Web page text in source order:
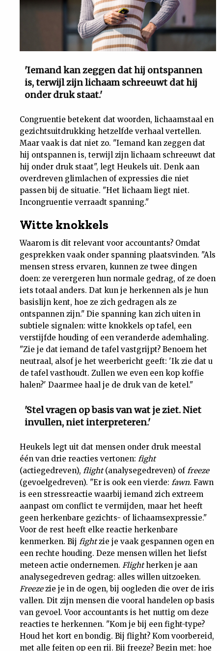
'Iemand kan zeggen dat hij ontspannen
is, terwijl zijn lichaam schreeuwt dat hij
onder druk staat.'
Congruentie betekent dat woorden, lichaamstaal en
gezichtsuitdrukking hetzelfde verhaal vertellen.
Maar vaak is dat niet zo. "Iemand kan zeggen dat
hij ontspannen is, terwijl zijn lichaam schreeuwt dat
hij onder druk staat", legt Heukels uit. Denk aan
overdreven glimlachen of expressies die niet
passen bij de situatie. "Het lichaam liegt niet.
Incongruentie verraadt spanning."
Witte knokkels
Waarom is dit relevant voor accountants? Omdat
gesprekken vaak onder spanning plaatsvinden. "Als
mensen stress ervaren, kunnen ze twee dingen
doen: ze verergeren hun normale gedrag, of ze doen
iets totaal anders. Dat kun je herkennen als je hun
basislijn kent, hoe ze zich gedragen als ze
ontspannen zijn." Die spanning kan zich uiten in
subtiele signalen: witte knokkels op tafel, een
verstijfde houding of een veranderde ademhaling.
"Zie je dat iemand de tafel vastgrijpt? Benoem het
neutraal, alsof je het weerbericht geeft: 'Ik zie dat u
de tafel vasthoudt. Zullen we even een kop koffie
halen?' Daarmee haal je de druk van de ketel."
'Stel vragen op basis van wat je ziet. Niet
invullen, niet interpreteren.'
Heukels legt uit dat mensen onder druk meestal
één van drie reacties vertonen: fight
(actiegedreven), flight(analysegedreven) of freeze
(gevoelgedreven). "Er is ook een vierde: fawn. Fawn
is een stressreactie waarbij iemand zich extreem
aanpast om conflict te vermijden, maar het heeft
geen herkenbare gezichts- of lichaamsexpressie."
Voor de rest heeft elke reactie herkenbare
kenmerken. Bij fightzie je vaak gespannen ogen en
een rechte houding. Deze mensen willen het liefst
meteen actie ondernemen. Flightherken je aan
analysegedreven gedrag: alles willen uitzoeken.
Freezezie je in de ogen, bij oogleden die over de iris
vallen. Dit zijn mensen die vooral handelen op basis
van gevoel. Voor accountants is het nuttig om deze
reacties te herkennen. "Kom je bij een fight-type?
Houd het kort en bondig. Bij flight? Kom voorbereid,
met alle feiten op een rij. Bij freeze? Begin met: hoe